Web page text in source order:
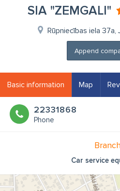
SIA "ZEMGALI"
Rūpniecības iela 37a,
Append
Basic information Map
22331868
Phone
Car service